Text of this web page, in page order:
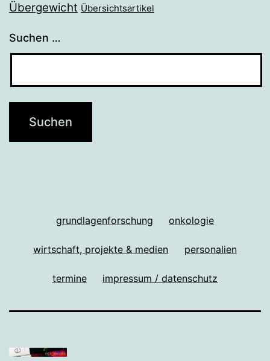
Übergewicht Übersichtsartikel
Suchen …
grundlagenforschung onkologie
wirtschaft, projekte & medien personalien
termine impressum / datenschutz